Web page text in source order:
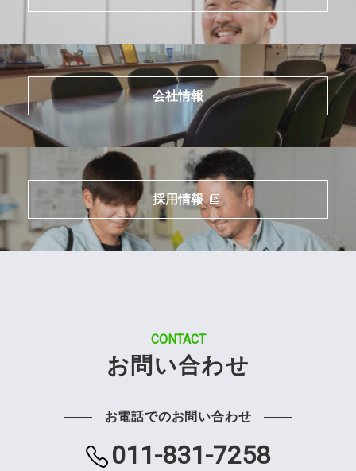
会社情報
採用情報
CONTACT
お問い合わせ
お電話でのお問い合わせ
011-831-7258